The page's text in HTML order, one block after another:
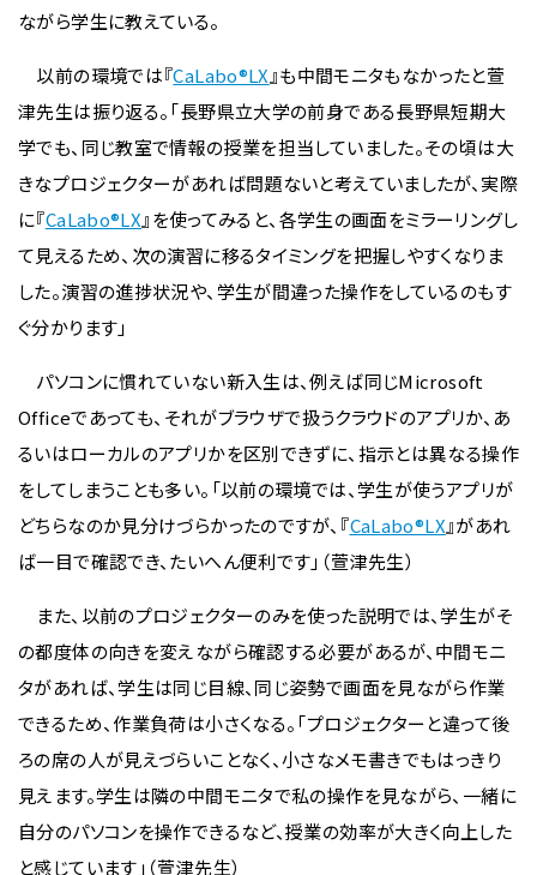
ながら学生に教えている。
以前の環境では『CaLabo®LX』も中間モニタもなかったと萱
津先生は振り返る。「長野県立大学の前身である長野県短期大
学でも、同じ教室で情報の授業を担当していました。その頃は大
きなプロジェクターがあれば問題ないと考えていましたが、実際
に『CaLabo®LX』を使ってみると、各学生の画面をミラーリングし
て見えるため、次の演習に移るタイミングを把握しやすくなりま
した。演習の進捗状況や、学生が間違った操作をしているのもす
ぐ分かります」
パソコンに慣れていない新入生は、例えば同じMicrosoft
Officeであっても、それがブラウザで扱うクラウドのアプリか、あ
るいはローカルのアプリかを区別できずに、指示とは異なる操作
をしてしまうことも多い。「以前の環境では、学生が使うアプリが
どちらなのか見分けづらかったのですが、『CaLabo®LX』があれ
ば一目で確認でき、たいへん便利です」（萱津先生）
また、以前のプロジェクターのみを使った説明では、学生がそ
の都度体の向きを変えながら確認する必要があるが、中間モニ
タがあれば、学生は同じ目線、同じ姿勢で画面を見ながら作業
できるため、作業負荷は小さくなる。「プロジェクターと違って後
ろの席の人が見えづらいことなく、小さなメモ書きでもはっきり
見えます。学生は隣の中間モニタで私の操作を見ながら、一緒に
自分のパソコンを操作できるなど、授業の効率が大きく向上した
と感じています」（萱津先生）